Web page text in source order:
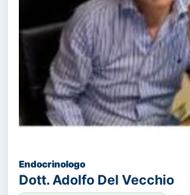
Endocrinologo
Dott. Adolfo Del Vecchio